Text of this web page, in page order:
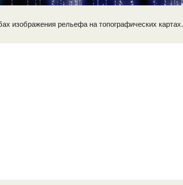
изображения рельефа на топографических картах.